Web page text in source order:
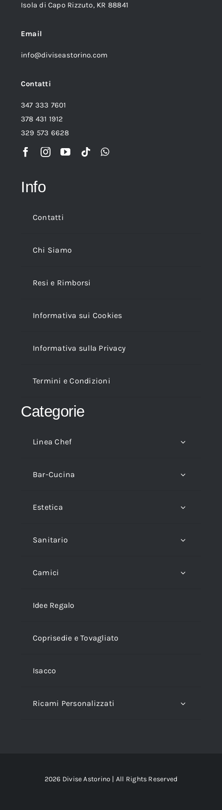
Isola di Capo Rizzuto, KR 88841
Email
info@diviseastorino.com
Contatti
347 333 7601
378 431 1912
329 573 6628
Info
Contatti
Chi Siamo
Resi e Rimborsi
Informativa sui Cookies
Informativa sulla Privacy
Termini e Condizioni
Categorie
Linea Chef
Bar-Cucina
Estetica
Sanitario
Camici
Idee Regalo
Coprisedie e Tovagliato
Isacco
Ricami Personalizzati
2026 Divise Astorino | All Rights Reserved